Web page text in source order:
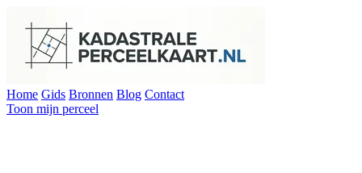
Home Gids Bronnen Blog Contact
Toon mijn perceel